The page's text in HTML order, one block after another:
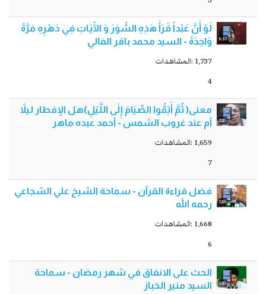
5:37
لَوْ أَنَّ عَبْداً قَرَأَ هَذِهِ السُّوَرَ وَ الْآيَاتِ فِي دَهْرِهِ مَرَّةً
وَاحِدَةً - السيد محمد باقر الفالي
1,737 :المشاهدات
4
2:20
معنى( ثُمَّ أَتِمُّوا الصِّيَامَ إِلَى اللَّيْلِ)هل الإفطار ليلاً
أم عند غروب الشمس - أحمد عبده ماهر
1,659 :المشاهدات
7
1:59
فضل قراءة القرآن - سماحة الشيخ علي الشجاعي
رحمه الله
1,668 :المشاهدات
6
1:20
الحث على الانفاق في شهر رمضان - سماحة
السيد منير الخباز